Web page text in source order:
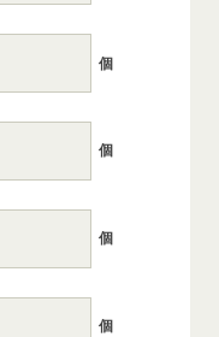
個
個
個
個